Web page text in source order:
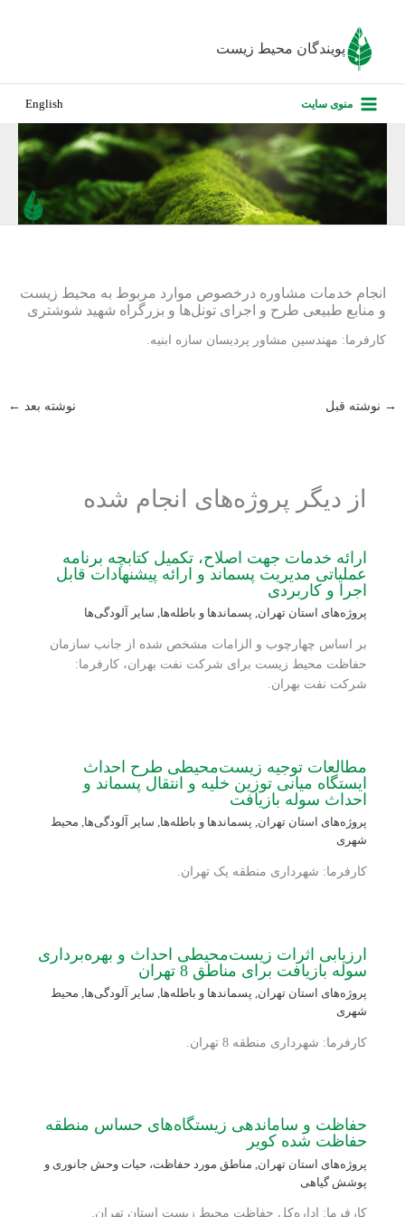
پویندگان محیط زیست
منوی سایت English
انجام خدمات مشاوره درخصوص موارد مربوط به محیط زیست
و منابع طبیعی طرح و اجرای تونل‌ها و بزرگراه شهید شوشتری
کارفرما: مهندسین مشاور پردیسان سازه ابنیه.
→ نوشته قبل نوشته بعد ←
از دیگر پروژه‌های انجام شده
ارائه خدمات جهت اصلاح، تکمیل کتابچه برنامه
عملیاتی مدیریت پسماند و ارائه پیشنهادات قابل
اجرا و کاربردی
پروژه‌های استان تهران, پسماندها و باطله‌ها, سایر آلودگی‌ها
بر اساس چهارچوب و الزامات مشخص شده از جانب سازمان
حفاظت محیط زیست برای شرکت نفت بهران، کارفرما:
شرکت نفت بهران.
مطالعات توجیه زیست‌محیطی طرح احداث
ایستگاه میانی توزین خلیه و انتقال پسماند و
احداث سوله بازیافت
پروژه‌های استان تهران, پسماندها و باطله‌ها, سایر آلودگی‌ها, محیط
شهری
کارفرما: شهرداری منطقه یک تهران.
ارزیابی اثرات زیست‌محیطی احداث و بهره‌برداری
سوله بازیافت برای مناطق 8 تهران
پروژه‌های استان تهران, پسماندها و باطله‌ها, سایر آلودگی‌ها, محیط
شهری
کارفرما: شهرداری منطقه 8 تهران.
حفاظت و ساماندهی زیستگاه‌های حساس منطقه
حفاظت شده کویر
پروژه‌های استان تهران مناطق مورد حفاظت، حیات وحش جانوری و
پوشش گیاهی
کارفرما: اداره‌کل حفاظت محیط زیست استان تهران.
درباره ما
پروژه‌های
تماس با ما